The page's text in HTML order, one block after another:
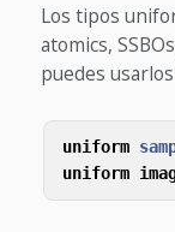
Los tipos
atomics,
puedes
uniform
uniform